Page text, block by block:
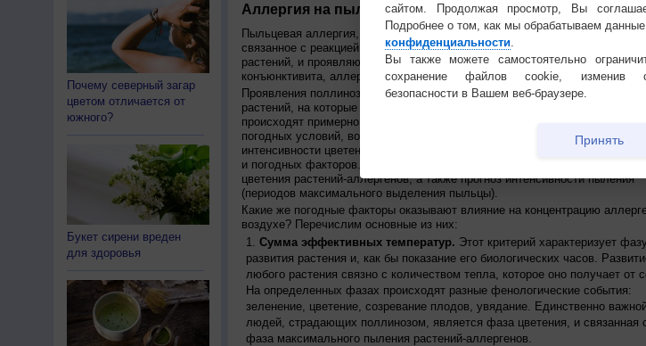
Почему северный загар
цветом отличается от
южного?
Букет сирени вреден
для здоровья
Аллергия на пыльцу, поллиноз: возможен ли прогноз?
Пыльцевая аллергия, или поллиноз - широко распространенное
связанное с реакцией иммунной системой человека на пыльцу некоторых
растений, и проявляющаяся обычно в форме аллергического ринита и
конъюнктивита, аллергического кашля или даже астмы.
Проявления поллиноза строго приурочены к цветению определенного вида
растений, на которые у человека есть аллергическая реакция. Такие
происходят примерно в одно и то же время каждый год, но, из-за влияния
погодных условий, возможно сдвиги сроков начала и конца, а также
интенсивности цветения на сроки от 7 до 14 дней из-за изменения
и погодных факторов. Поэтому для аллергиков очень важна оперативная
цветения растений-аллергенов, а также прогноз интенсивности пыления
(периодов максимального выделения пыльцы).
Какие же погодные факторы оказывают влияние на концентрацию
воздухе? Перечислим основные из них:
Сумма эффективных температур. Этот критерий характеризует фазу
развития растения и, как бы показание его биологических часов.
любого растения связно с количеством тепла, которое оно получает от
На определенных фазах происходят разные фенологические события:
зеленение, цветение, созревание плодов, увядание. Единственно
людей, страдающих поллинозом, является фаза цветения, и связанная
фаза максимального пыления растений-аллергенов.
сайтом. Продолжая просмотр, Вы
Подробнее о том, как мы обрабатываем
конфиденциальности
Вы также можете самостоятельно
сохранение файлов cookie, изменив
безопасности в Вашем веб-браузере.
Принять